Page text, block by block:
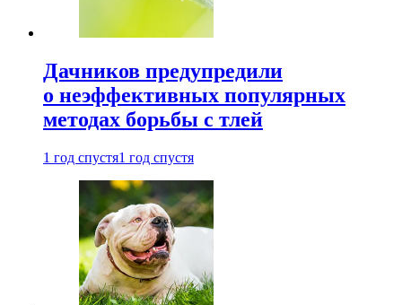
Дачников предупредили
о неэффективных популярных
методах борьбы с тлей
1 год спустя1 год спустя